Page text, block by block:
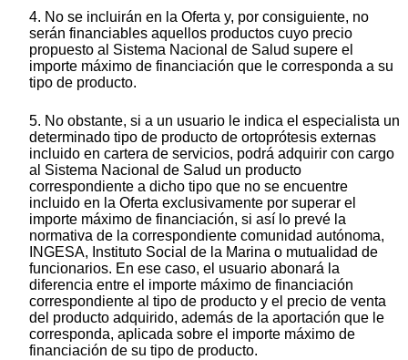
4. No se incluirán en la Oferta y, por consiguiente, no
serán financiables aquellos productos cuyo precio
propuesto al Sistema Nacional de Salud supere el
importe máximo de financiación que le corresponda a su
tipo de producto.
5. No obstante, si a un usuario le indica el especialista un
determinado tipo de producto de ortoprótesis externas
incluido en cartera de servicios, podrá adquirir con cargo
al Sistema Nacional de Salud un producto
correspondiente a dicho tipo que no se encuentre
incluido en la Oferta exclusivamente por superar el
importe máximo de financiación, si así lo prevé la
normativa de la correspondiente comunidad autónoma,
INGESA, Instituto Social de la Marina o mutualidad de
funcionarios. En ese caso, el usuario abonará la
diferencia entre el importe máximo de financiación
correspondiente al tipo de producto y el precio de venta
del producto adquirido, además de la aportación que le
corresponda, aplicada sobre el importe máximo de
financiación de su tipo de producto.